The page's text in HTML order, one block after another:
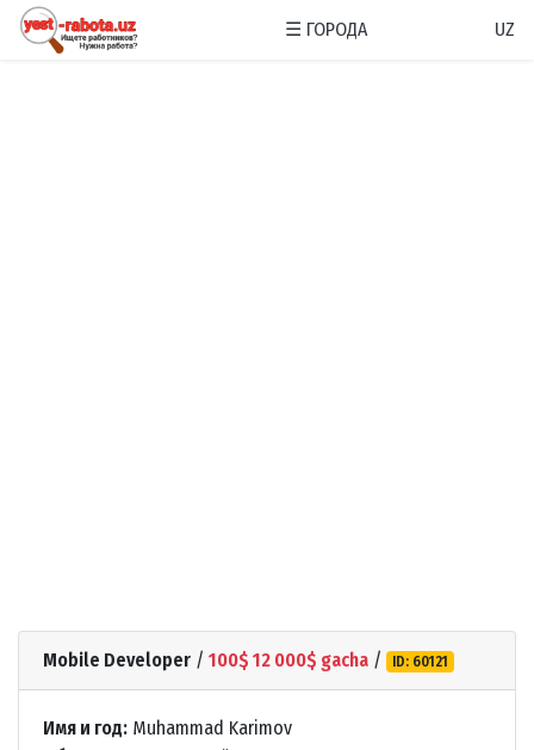
☰ ГОРОДА UZ
Mobile Developer / 100$ 12 000$ gacha / ID: 60121
Имя и год: Muhammad Karimov